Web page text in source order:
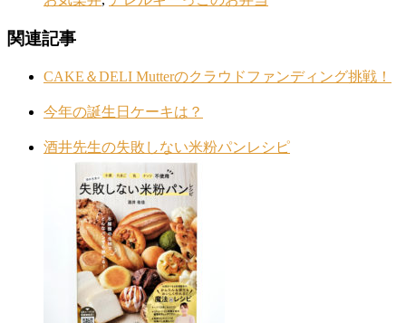
関連記事
CAKE＆DELI Mutterのクラウドファンディング挑戦！
今年の誕生日ケーキは？
酒井先生の失敗しない米粉パンレシピ